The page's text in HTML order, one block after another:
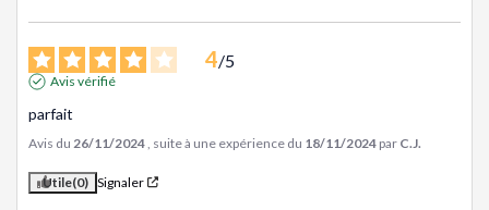
4/5
Avis vérifié
parfait
Avis du 26/11/2024 , suite à une expérience du 18/11/2024 par C.J.
Utile(0) Signaler